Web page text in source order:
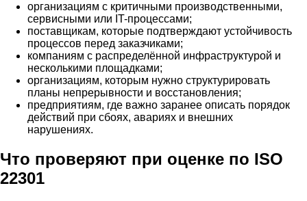
организациям с критичными производственными,
сервисными или IT-процессами;
поставщикам, которые подтверждают устойчивость
процессов перед заказчиками;
компаниям с распределённой инфраструктурой и
несколькими площадками;
организациям, которым нужно структурировать
планы непрерывности и восстановления;
предприятиям, где важно заранее описать порядок
действий при сбоях, авариях и внешних
нарушениях.
Что проверяют при оценке по ISO
22301